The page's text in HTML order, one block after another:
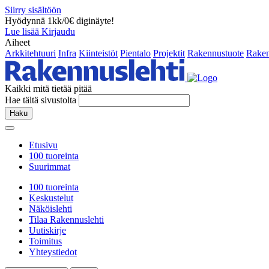
Siirry sisältöön
Hyödynnä 1kk/0€ diginäyte!
Lue lisää Kirjaudu
Aiheet
Arkkitehtuuri Infra Kiinteistöt Pientalo Projektit Rakennustuote
Kaikki mitä tietää pitää
Hae tältä sivustolta
Haku
Etusivu
100 tuoreinta
Suurimmat
100 tuoreinta
Keskustelut
Näköislehti
Tilaa Rakennuslehti
Uutiskirje
Toimitus
Yhteystiedot